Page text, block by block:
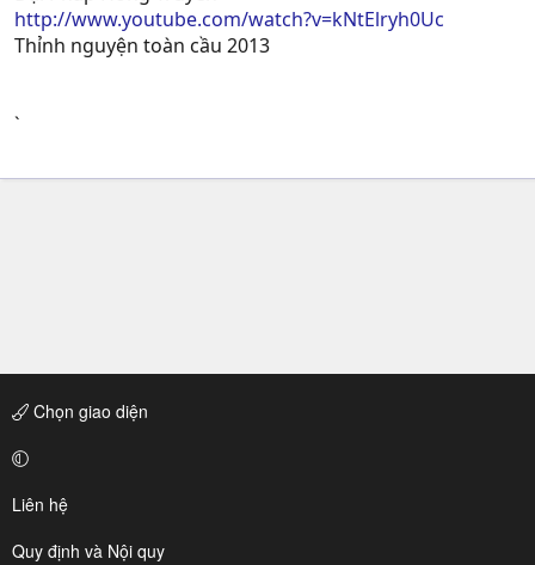
http://www.youtube.com/watch?v=kNtElryh0Uc
Thỉnh nguyện toàn cầu 2013
`
Chọn giao diện
Liên hệ
Quy định và Nội quy